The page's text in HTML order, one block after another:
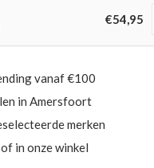
€54,95
vanaf €100
in Amersfoort
merken
in onze winkel